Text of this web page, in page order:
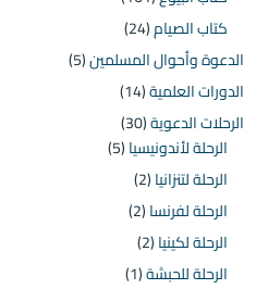
كتاب الصيام(24)
الدعوة وأحوال المسلمين(5)
الدورات العلمية(14)
الرحلات الدعوية(30)
الرحلة لأندونيسيا(5)
الرحلة لتنزانيا(2)
الرحلة لفرنسا(2)
الرحلة لكينيا(2)
الرحلة للحبشة(1)